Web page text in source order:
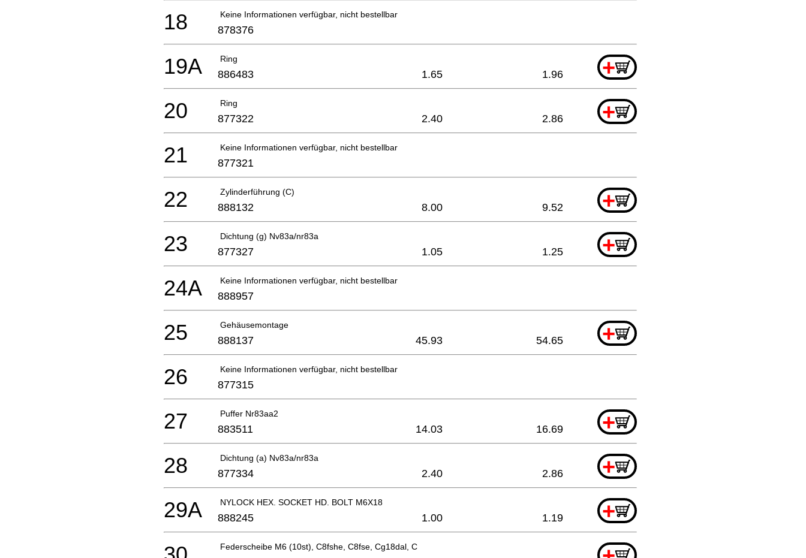
Keine Informationen verfügbar, nicht bestellbar
18 878376
Ring +
19A 886483 1.65 1.96
Ring +
20 877322 2.40 2.86
Keine Informationen verfügbar, nicht bestellbar
21 877321
Zylinderführung (C) +
22 888132 8.00 9.52
Dichtung (g) Nv83a/nr83a +
23 877327 1.05 1.25
Keine Informationen verfügbar, nicht bestellbar
24A 888957
Gehäusemontage +
25 888137 45.93 54.65
Keine Informationen verfügbar, nicht bestellbar
26 877315
Puffer Nr83aa2 +
27 883511 14.03 16.69
Dichtung (a) Nv83a/nr83a +
28 877334 2.40 2.86
NYLOCK HEX. SOCKET HD. BOLT M6X18 +
29A 888245 1.00 1.19
Federscheibe M6 (10st), C8fshe, C8fse, Cg18dal, C